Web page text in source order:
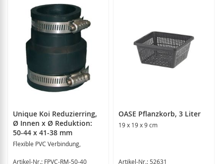
Unique Koi Reduzierring,
Ø Innen x Ø Reduktion:
50-44 x 41-38 mm
Flexible PVC Verbindung,
Artikel-Nr.: FPVC-RM-50-40
OASE Pflanzkorb, 3 Liter
19 x 19 x 9 cm
Artikel-Nr.: 52631